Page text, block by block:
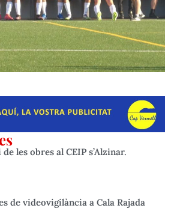
les obres al CEIP s’Alzinar.
de videovigilància a Cala Rajada